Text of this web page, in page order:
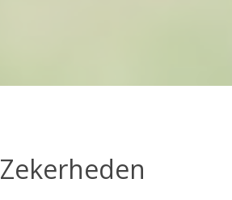
Zekerheden